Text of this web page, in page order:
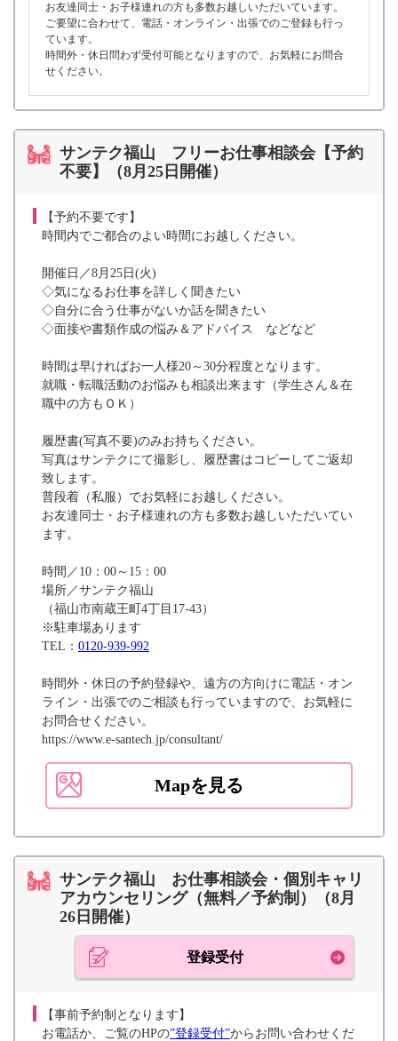
お友達同士・お子様連れの方も多数お越しいただいています。
ご要望に合わせて、電話・オンライン・出張でのご登録も行っ
ています。
時間外・休日問わず受付可能となりますので、お気軽にお問合
せください。
サンテク福山 フリーお仕事相談会【予約
不要】（8月25日開催）
【予約不要です】
時間内でご都合のよい時間にお越しください。
開催日／8月25日(火)
◇気になるお仕事を詳しく聞きたい
◇自分に合う仕事がないか話を聞きたい
◇面接や書類作成の悩み＆アドバイス などなど
時間は早ければお一人様20～30分程度となります。
就職・転職活動のお悩みも相談出来ます（学生さん＆在
職中の方もＯＫ）
履歴書(写真不要)のみお持ちください。
写真はサンテクにて撮影し、履歴書はコピーしてご返却
致します。
普段着（私服）でお気軽にお越しください。
お友達同士・お子様連れの方も多数お越しいただいてい
ます。
時間／10：00～15：00
場所／サンテク福山
（福山市南蔵王町4丁目17-43）
※駐車場あります
TEL： 0120-939-992
時間外・休日の予約登録や、遠方の方向けに電話・オン
ライン・出張でのご相談も行っていますので、お気軽に
お問合せください。
https://www.e-santech.jp/consultant/
Mapを見る
サンテク福山 お仕事相談会・個別キャリ
アカウンセリング（無料／予約制）（8月
26日開催）
登録受付
【事前予約制となります】
お電話か、ご覧のHPの”登録受付”からお問い合わせくだ